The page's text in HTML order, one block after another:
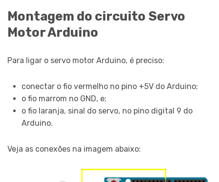
Montagem do circuito Servo
Motor Arduino
Para ligar o servo motor Arduino, é preciso:
conectar o fio vermelho no pino +5V do Arduino;
o fio marrom no GND, e;
o fio laranja, sinal do servo, no pino digital 9 do
Arduino.
Veja as conexões na imagem abaixo: